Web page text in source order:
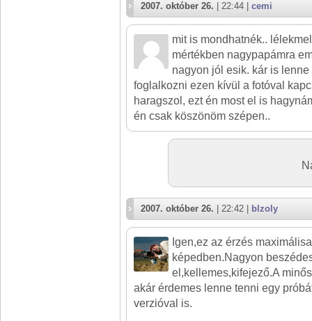
2007. október 26. | 22:44 | cemi
mit is mondhatnék..
mértékben nagypapámra
nagyon jól esik. kár is
foglalkozni ezen kívül a fotóval
haragszol, ezt én most el is
én csak köszönöm szépen..
2007. október 26. | 22:42 | blzoly
Igen,ez az érzés
képedben.Nagyon
el,kellemes,kifejező.A
akár érdemes lenne tenni egy
verzióval is.